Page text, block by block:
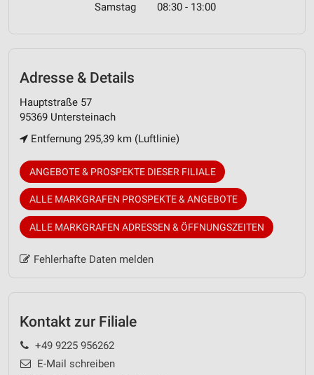
Samstag 08:30 - 13:00
Adresse & Details
Hauptstraße 57
95369 Untersteinach
Entfernung 295,39 km (Luftlinie)
ANGEBOTE & PROSPEKTE DIESER FILIALE
ALLE MARKGRAFEN PROSPEKTE & ANGEBOTE
ALLE MARKGRAFEN ADRESSEN & ÖFFNUNGSZEITEN
Fehlerhafte Daten melden
Kontakt zur Filiale
+49 9225 956262
E-Mail schreiben